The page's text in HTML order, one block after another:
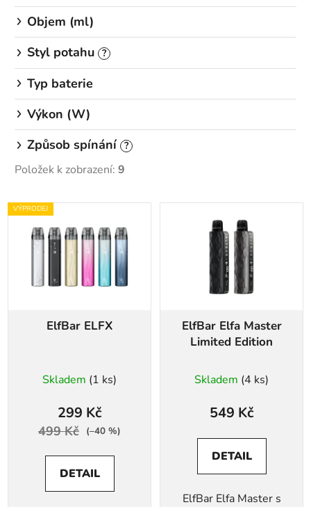
Objem (ml)
Styl potahu ?
Typ baterie
Výkon (W)
Způsob spínání ?
Položek k zobrazení: 9
V
ý
VÝPRODEJ
ElfBar ELFX
Skladem (1 ks)
299 Kč
499 Kč (–40 %)
DETAIL
ElfBar Elfa Master
Limited Edition
Skladem (4 ks)
549 Kč
DETAIL
ElfBar Elfa Master s